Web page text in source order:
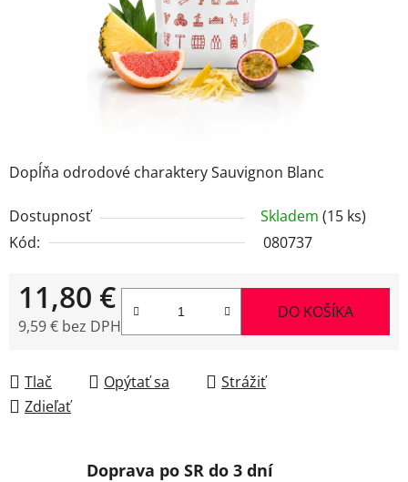
Dopĺňa odrodové charaktery Sauvignon Blanc
Dostupnosť Skladem (15 ks)
Kód:
080737
11,80 €
9,59 € bez DPH
DO KOŠÍKA
Tlač Opýtať sa
Strážiť
Zdieľať
Doprava po SR do 3 dní